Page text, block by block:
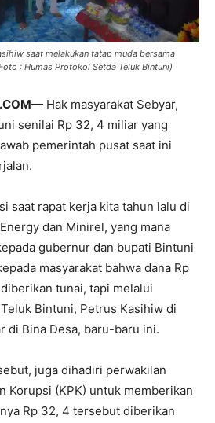
saat melakukan tatap muda bersama
: Humas Protokol Setda Teluk Bintuni)
— Hak masyarakat Sebyar,
senilai Rp 32, 4 miliar yang
pemerintah pusat saat ini
saat rapat kerja kita tahun lalu di
dan Minirel, yang mana
gubernur dan bupati Bintuni
masyarakat bahwa dana Rp
tunai, tapi melalui
Bintuni, Petrus Kasihiw di
di Bina Desa, baru-baru ini.
juga dihadiri perwakilan
Korupsi (KPK) untuk memberikan
Rp 32, 4 tersebut diberikan